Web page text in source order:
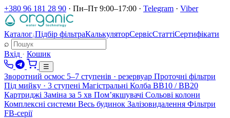
+380 96 181 28 90 · Пн–Пт 9:00–17:00 · Telegram · Viber
Каталог↓Підбір фільтраКалькуляторСервісСтаттіСертифікати
⌕
Вхід · Кошик
☰
Зворотний осмос 5–7 ступенів · резервуар Проточні фільтри
Під мийку · 3 ступені Магістральні Колба BB10 / BB20
Картриджі Заміна за 5 хв Помʼякшувачі Сольові колони
Комплексні системи Весь будинок Залізовидалення Фільтри
FB-серії